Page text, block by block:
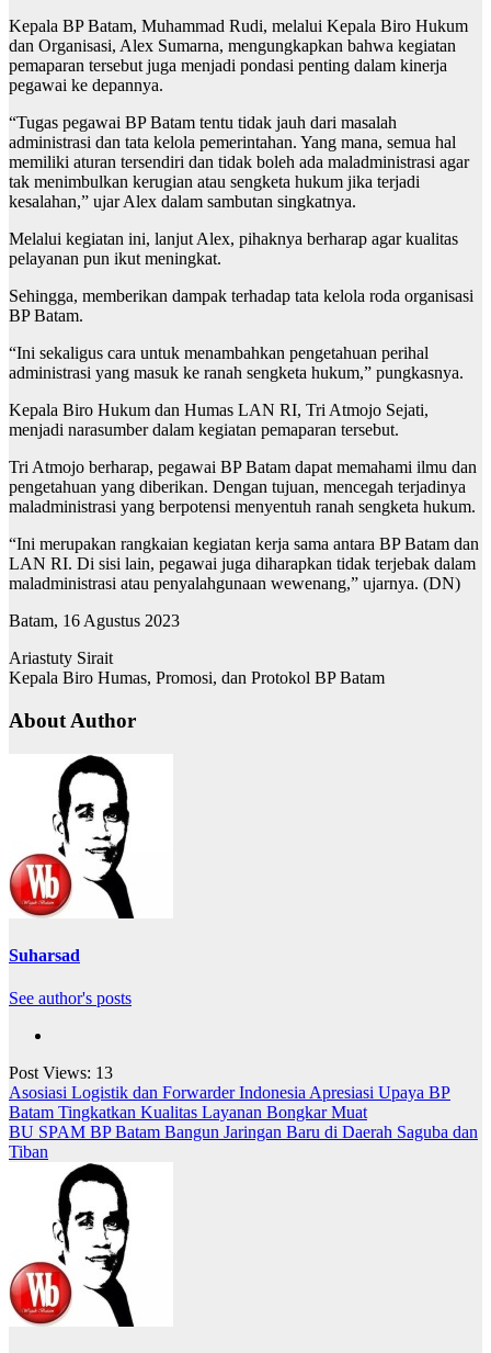
Kepala BP Batam, Muhammad Rudi, melalui Kepala Biro Hukum
dan Organisasi, Alex Sumarna, mengungkapkan bahwa kegiatan
pemaparan tersebut juga menjadi pondasi penting dalam kinerja
pegawai ke depannya.
“Tugas pegawai BP Batam tentu tidak jauh dari masalah
administrasi dan tata kelola pemerintahan. Yang mana, semua hal
memiliki aturan tersendiri dan tidak boleh ada maladministrasi agar
tak menimbulkan kerugian atau sengketa hukum jika terjadi
kesalahan,” ujar Alex dalam sambutan singkatnya.
Melalui kegiatan ini, lanjut Alex, pihaknya berharap agar kualitas
pelayanan pun ikut meningkat.
Sehingga, memberikan dampak terhadap tata kelola roda organisasi
BP Batam.
“Ini sekaligus cara untuk menambahkan pengetahuan perihal
administrasi yang masuk ke ranah sengketa hukum,” pungkasnya.
Kepala Biro Hukum dan Humas LAN RI, Tri Atmojo Sejati,
menjadi narasumber dalam kegiatan pemaparan tersebut.
Tri Atmojo berharap, pegawai BP Batam dapat memahami ilmu dan
pengetahuan yang diberikan. Dengan tujuan, mencegah terjadinya
maladministrasi yang berpotensi menyentuh ranah sengketa hukum.
“Ini merupakan rangkaian kegiatan kerja sama antara BP Batam dan
LAN RI. Di sisi lain, pegawai juga diharapkan tidak terjebak dalam
maladministrasi atau penyalahgunaan wewenang,” ujarnya. (DN)
Batam, 16 Agustus 2023
Ariastuty Sirait
Kepala Biro Humas, Promosi, dan Protokol BP Batam
About Author
Suharsad
See author's posts
Post Views: 13
Navigasi
pos
Asosiasi Logistik dan Forwarder Indonesia Apresiasi Upaya BP
Batam Tingkatkan Kualitas Layanan Bongkar Muat
BU SPAM BP Batam Bangun Jaringan Baru di Daerah Saguba dan
Tiban